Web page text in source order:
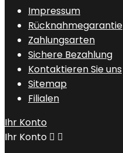
Impressum
Rücknahmegarantie
Zahlungsarten
Sichere Bezahlung
Kontaktieren Sie uns
Sitemap
Filialen
Ihr Konto
Ihr Konto  